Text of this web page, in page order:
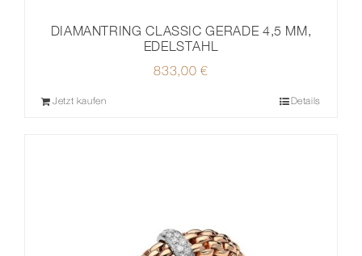
DIAMANTRING CLASSIC GERADE 4,5 MM,
EDELSTAHL
833,00 €
Jetzt kaufen Details